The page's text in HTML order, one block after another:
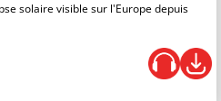
solaire visible sur l'Europe depuis